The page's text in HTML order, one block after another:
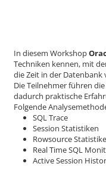
In diesem Workshop
Techniken kennen, mit
die Zeit in der
Die Teilnehmer führen
dadurch praktische
Folgende
SQL Trace
Session Statistiken
Rowsource
Real Time SQL
Active Session